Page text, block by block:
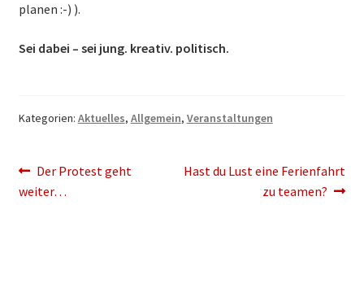
planen :-) ).
Sei dabei – sei jung. kreativ. politisch.
Kategorien: Aktuelles, Allgemein, Veranstaltungen
Beitragsnavigation
Vorheriger
Beitrag:
Der Protest geht
weiter…
Nächster
Hast du Lust eine Ferienfahrt
zu teamen?